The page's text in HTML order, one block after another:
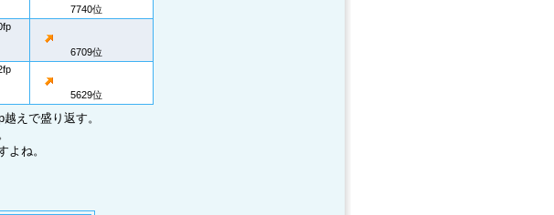
7740位
6709位
5629位
えで盛り返す。
よね。